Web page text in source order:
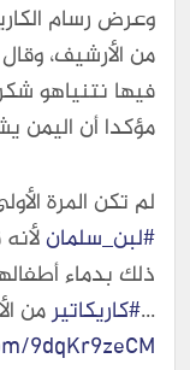
وعرض رسام
من الأرشيف،
فيها نتنياهو
مؤكدا أن اليمن
لم تكن المرة
#لبن_سلمان
ذلك بدماء
...#كاريكاتيرمن
9dqKr9zeCM